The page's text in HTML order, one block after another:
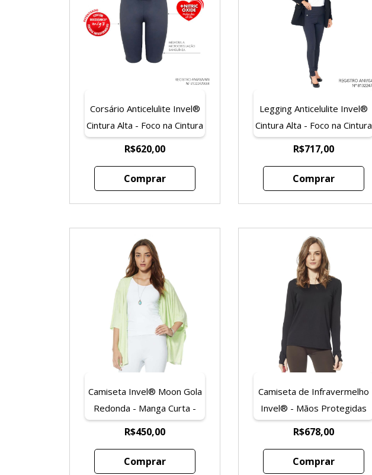
Corsário Anticelulite Invel®
Cintura Alta - Foco na Cintura
- Teen (à partir dos 14 anos)
R$620,00
Comprar
Legging Anticelulite Invel®
Cintura Alta - Foco na Cintura
- Teen
R$717,00
Comprar
Camiseta Invel® Moon Gola
Redonda - Manga Curta -
Feminina
R$450,00
Comprar
Camiseta de Infravermelho
Invel® - Mãos Protegidas
R$678,00
Comprar